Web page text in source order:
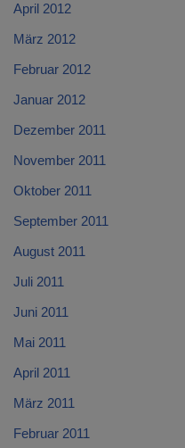
April 2012
März 2012
Februar 2012
Januar 2012
Dezember 2011
November 2011
Oktober 2011
September 2011
August 2011
Juli 2011
Juni 2011
Mai 2011
April 2011
März 2011
Februar 2011